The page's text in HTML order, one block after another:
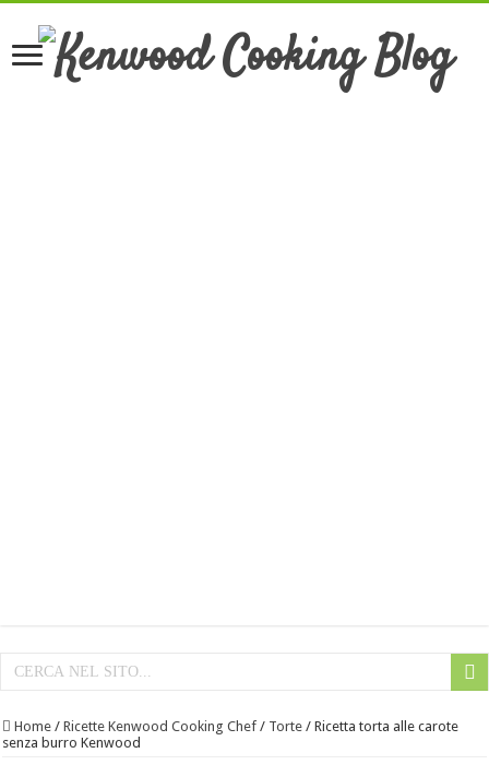
Home / Ricette Kenwood Cooking Chef / Torte / Ricetta torta alle carote
senza burro Kenwood